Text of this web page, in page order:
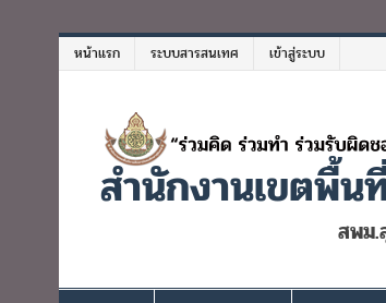
หน้าแรก ระบบสารสนเทศ เข้าสู่ระบบ
สำนักงานเขตพื้
สพม.